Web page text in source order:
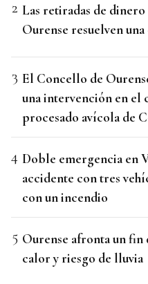
Las retiradas de dinero
Ourense resuelven una
El Concello de
una intervención en el
procesado avícola de
Doble emergencia en
accidente con tres
con un incendio
Ourense afronta un fin
calor y riesgo de lluvia